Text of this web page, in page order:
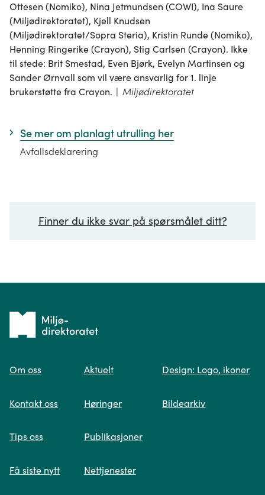
Ottesen (Nomiko), Nina Jetmundsen (COWI), Ina Saure
(Miljødirektoratet), Kjell Knudsen
(Miljødirektoratet/Sopra Steria), Kristin Runde (Nomiko),
Henning Ringerike (Crayon), Stig Carlsen (Crayon). Ikke
til stede: Brit Smestad, Even Bjørk, Evelyn Martinsen og
Sander Ørnvall som vil være ansvarlig for 1. linje
brukerstøtte fra Crayon. | Miljødirektoratet
Se mer om planlagt utrulling her
Avfallsdeklarering
Finner du ikke svar på spørsmålet ditt?
Spør oss
søk og viser deg vår mest relevante
Tilbake
forsiden
Om oss
Kontakt oss
Tips oss
Få siste nytt
Aktuelt
Høringer
Publikasjoner
Nettjenester
Design: Logo, ikoner
Bildearkiv